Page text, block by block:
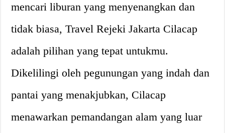
mencari liburan yang menyenangkan dan
tidak biasa, Travel Rejeki Jakarta Cilacap
adalah pilihan yang tepat untukmu.
Dikelilingi oleh pegunungan yang indah dan
pantai yang menakjubkan, Cilacap
menawarkan pemandangan alam yang luar